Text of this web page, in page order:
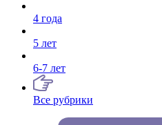
4 года
5 лет
6-7 лет
Все рубрики